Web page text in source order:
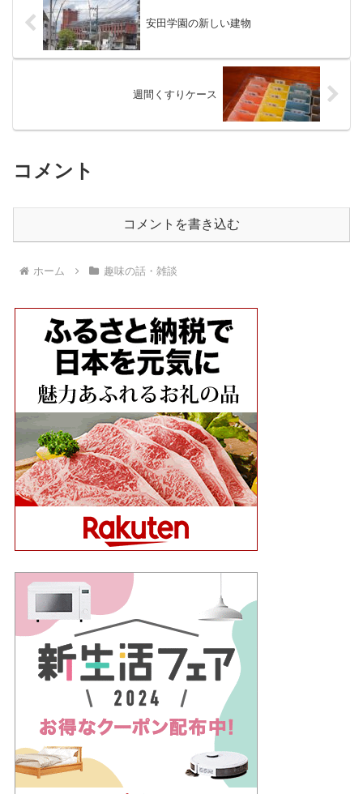
安田学園の新しい建物
週間くすりケース
コメント
コメントを書き込む
ホーム 趣味の話・雑談